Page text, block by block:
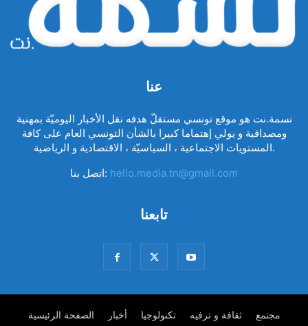
عنا
نسمة.نت هو موقع تونسي مستقلّ هدفه نقل الأخبار اليوميّة بمهنية
ومصداقية و يولي إهتماما كبيرا بالشأن التونسي العام على كافة
المستويات الاجتماعية ، السياسيّة ، الاقتصادية و الرياضية.
اتصل بنا: hello.media.tn@gmail.com
تابعنا
الصفحة الرئيسية أخبار تكنولوجيا ثقافة و ترفيه مجتمع